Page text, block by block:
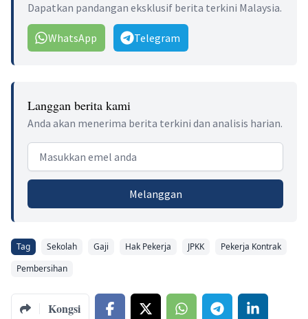
Dapatkan pandangan eksklusif berita terkini Malaysia.
WhatsApp Telegram
Langgan berita kami
Anda akan menerima berita terkini dan analisis harian.
Email address
Melanggan
Tag Sekolah Gaji Hak Pekerja JPKK
Pekerja Kontrak
Pembersihan
Kongsi